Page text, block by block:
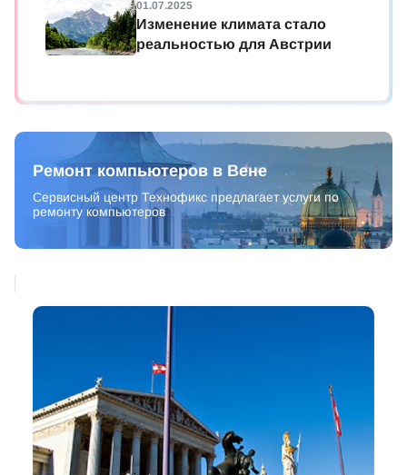
01.07.2025
Изменение климата стало
реальностью для Австрии
Ремонт компьютеров в Вене
Сервисный центр Технофикс предлагает услуги по
ремонту компьютеров